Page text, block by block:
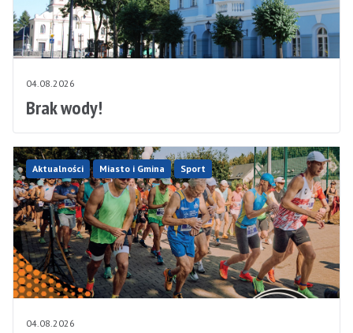
04.08.2026
Brak wody!
Aktualności Miasto i Gmina Sport
04.08.2026